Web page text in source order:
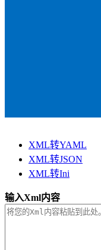
XML转YAML
XML转JSON
XML转Ini
输入Xml内容